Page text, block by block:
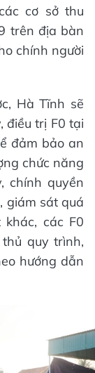
cơ sở thu
trên địa bàn
chính người
Hà Tĩnh sẽ
điều trị F0 tại
đảm bảo an
chức năng
chính quyền
giám sát quá
các F0
quy trình,
hướng dẫn